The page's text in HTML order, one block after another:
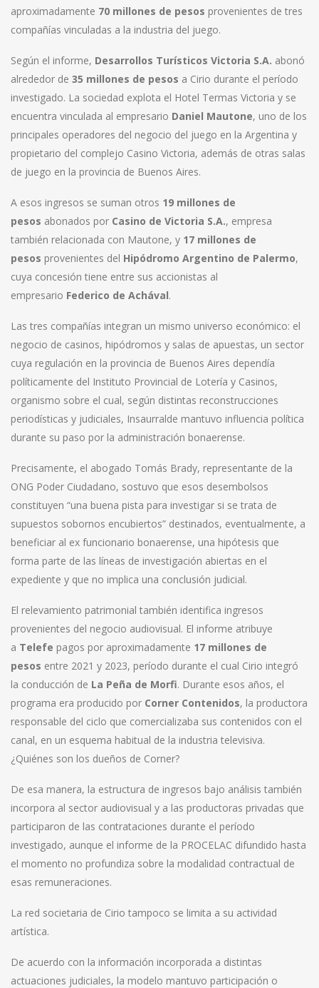
aproximadamente 70 millones de pesos provenientes de tres
compañías vinculadas a la industria del juego.
Según el informe, Desarrollos Turísticos Victoria S.A. abonó
alrededor de 35 millones de pesos a Cirio durante el período
investigado. La sociedad explota el Hotel Termas Victoria y se
encuentra vinculada al empresario Daniel Mautone, uno de los
principales operadores del negocio del juego en la Argentina y
propietario del complejo Casino Victoria, además de otras salas
de juego en la provincia de Buenos Aires.
A esos ingresos se suman otros 19 millones de
pesos abonados por Casino de Victoria S.A., empresa
también relacionada con Mautone, y 17 millones de
pesos provenientes del Hipódromo Argentino de Palermo,
cuya concesión tiene entre sus accionistas al
empresario Federico de Achával.
Las tres compañías integran un mismo universo económico: el
negocio de casinos, hipódromos y salas de apuestas, un sector
cuya regulación en la provincia de Buenos Aires dependía
políticamente del Instituto Provincial de Lotería y Casinos,
organismo sobre el cual, según distintas reconstrucciones
periodísticas y judiciales, Insaurralde mantuvo influencia política
durante su paso por la administración bonaerense.
Precisamente, el abogado Tomás Brady, representante de la
ONG Poder Ciudadano, sostuvo que esos desembolsos
constituyen “una buena pista para investigar si se trata de
supuestos sobornos encubiertos” destinados, eventualmente, a
beneficiar al ex funcionario bonaerense, una hipótesis que
forma parte de las líneas de investigación abiertas en el
expediente y que no implica una conclusión judicial.
El relevamiento patrimonial también identifica ingresos
provenientes del negocio audiovisual. El informe atribuye
a Telefe pagos por aproximadamente 17 millones de
pesos entre 2021 y 2023, período durante el cual Cirio integró
la conducción de La Peña de Morfi. Durante esos años, el
programa era producido por Corner Contenidos, la productora
responsable del ciclo que comercializaba sus contenidos con el
canal, en un esquema habitual de la industria televisiva.
¿Quiénes son los dueños de Corner?
De esa manera, la estructura de ingresos bajo análisis también
incorpora al sector audiovisual y a las productoras privadas que
participaron de las contrataciones durante el período
investigado, aunque el informe de la PROCELAC difundido hasta
el momento no profundiza sobre la modalidad contractual de
esas remuneraciones.
La red societaria de Cirio tampoco se limita a su actividad
artística.
De acuerdo con la información incorporada a distintas
actuaciones judiciales, la modelo mantuvo participación o